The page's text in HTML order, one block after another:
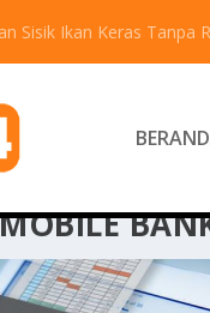
Sisik Ikan Keras Tanpa